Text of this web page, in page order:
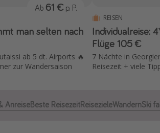
man selten nach
ab 5 dt. Airports 🔥
zur Wandersaison
Ab 61 € p. P.
REISEN
Individualreise: 4* Hotel 100 € +
Flüge 105 €
7 Nächte in
Reisezeit + viele
AnreiseBeste ReisezeitReisezieleWandernSki